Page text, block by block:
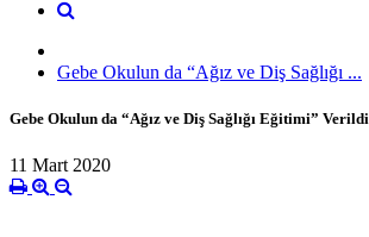
Gebe Okulun da “Ağız ve Diş Sağlığı ...
Gebe Okulun da “Ağız ve Diş Sağlığı Eğitimi” Verildi
11 Mart 2020